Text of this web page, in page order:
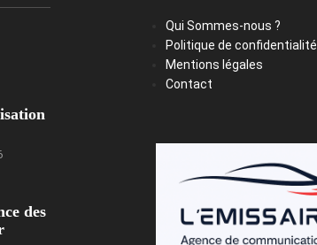
des
Qui Sommes-nous ?
Politique de confidentialité
Mentions légales
Contact